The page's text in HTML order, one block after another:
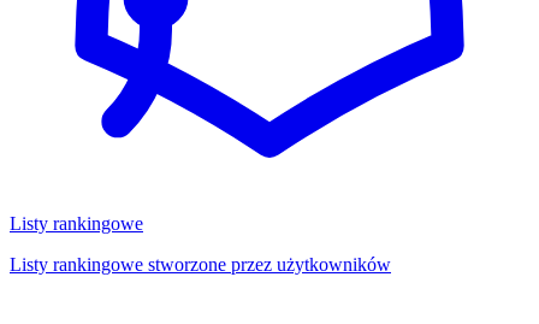
Listy rankingowe
Listy rankingowe stworzone przez użytkowników